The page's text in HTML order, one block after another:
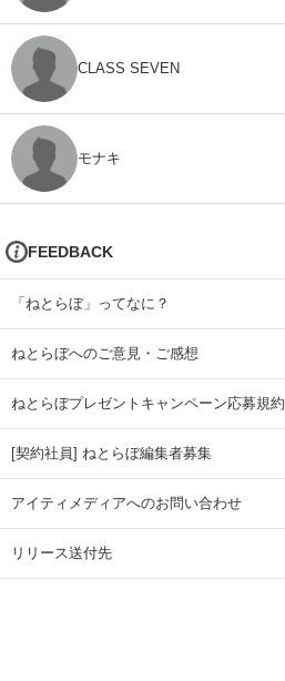
CLASS SEVEN
モナキ
FEEDBACK
「ねとらぼ」ってなに？
ねとらぼへのご意見・ご感想
ねとらぼプレゼントキャンペーン応募規約
[契約社員] ねとらぼ編集者募集
アイティメディアへのお問い合わせ
リリース送付先